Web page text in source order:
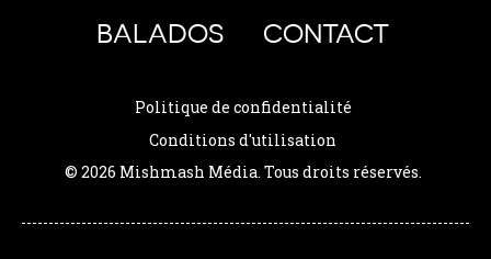
BALADOS CONTACT
Politique de confidentialité
Conditions d'utilisation
© 2026 Mishmash Média. Tous droits réservés.